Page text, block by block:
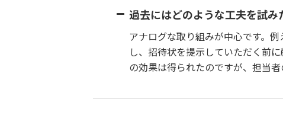
過去にはどのような工夫を試み
アナログな取り組みが中心です。
し、招待状を提示していただく前
の効果は得られたのですが、担当